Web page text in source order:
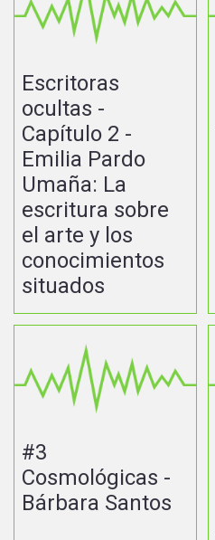
Escritoras
ocultas -
Capítulo 2 -
Emilia Pardo
Umaña: La
escritura sobre
el arte y los
conocimientos
situados
#3
Cosmológicas -
Bárbara Santos